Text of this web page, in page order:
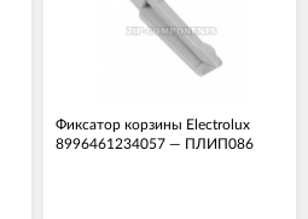
Фиксатор корзины Electrolux
8996461234057 — ПЛИП086